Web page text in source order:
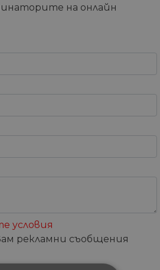
на онлайн
условия
рекламни съобщения